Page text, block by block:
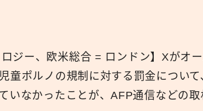
ロジー、欧米総合 = ロンドン】Xがオ
童ポルノの規制に対する罰金につい
いなかったことが、AFP通信などの取